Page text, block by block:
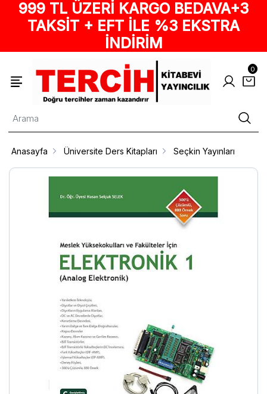
999 TL ÜZERİ KARGO BEDAVA+3
TAKSİT + EFT İLE %3 EKSTRA
İNDİRİM
0
Anasayfa Üniversite Ders Kitapları Seçkin Yayınları